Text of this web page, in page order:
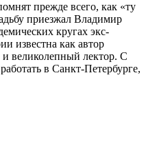
прежде всего, как «ту
приезжал Владимир
кругах экс-
известна как автор
и великолепный лектор. С
в Санкт-Петербурге,